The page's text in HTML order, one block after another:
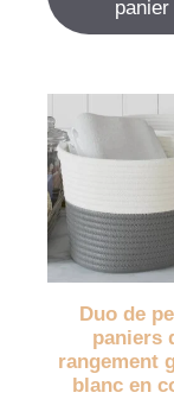
panier
Duo de
paniers
rangement
blanc en